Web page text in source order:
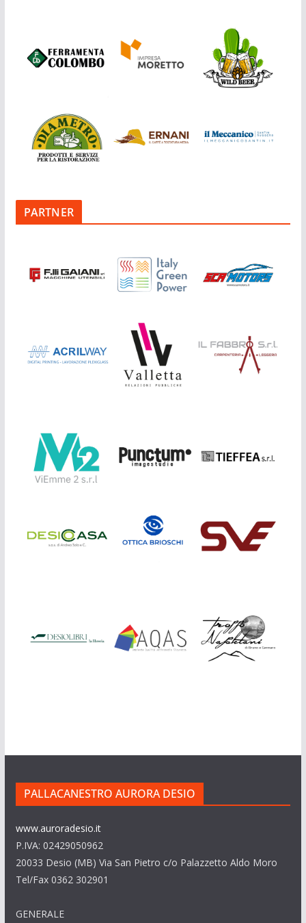
PARTNER
PALLACANESTRO AURORA DESIO
www.auroradesio.it
P.IVA: 02429050962
20033 Desio (MB) Via San Pietro c/o Palazzetto Aldo Moro
Tel/Fax 0362 302901
GENERALE